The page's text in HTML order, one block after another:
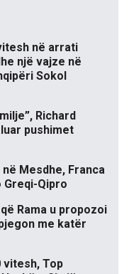
në arrati
një vajze në
Sokol
Richard
pushimet
Mesdhe, Franca
Qipro
Rama u propozoi
me katër
vitesh, Top